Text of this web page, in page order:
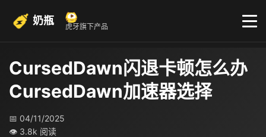
奶瓶 虎牙旗下产品
CursedDawn闪退卡顿怎么办
CursedDawn加速器选择
📅 04/11/2025
👁 3.8k 阅读